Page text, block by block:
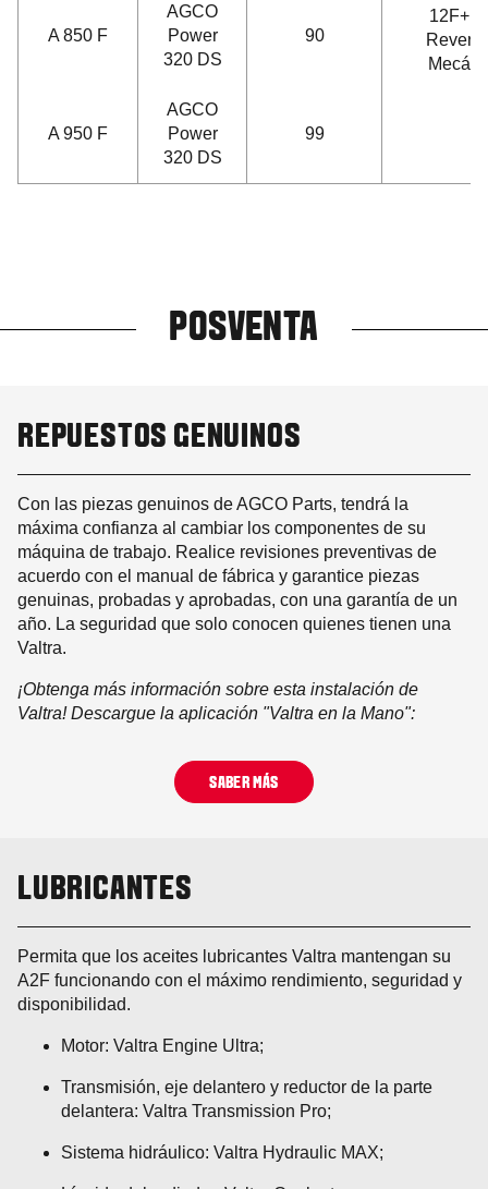
A 850 F
AGCO
Power
320 DS
90
A 950 F
AGCO
Power
320 DS
99
POSVENTA
REPUESTOS GENUINOS
Con las piezas genuinos de AGCO Parts, tendrá la
máxima confianza al cambiar los componentes de su
máquina de trabajo. Realice revisiones preventivas de
acuerdo con el manual de fábrica y garantice piezas
genuinas, probadas y aprobadas, con una garantía de un
año. La seguridad que solo conocen quienes tienen una
Valtra.
¡Obtenga más información sobre esta instalación de
Valtra! Descargue la aplicación "Valtra en la Mano":
SABER MÁS
LUBRICANTES
Permita que los aceites lubricantes Valtra mantengan su
A2F funcionando con el máximo rendimiento, seguridad y
disponibilidad.
Motor: Valtra Engine Ultra;
Transmisión, eje delantero y reductor de la parte
delantera: Valtra Transmission Pro;
Sistema hidráulico: Valtra Hydraulic MAX;